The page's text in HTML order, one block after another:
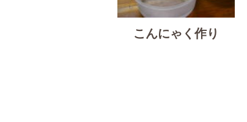
こんにゃく作り